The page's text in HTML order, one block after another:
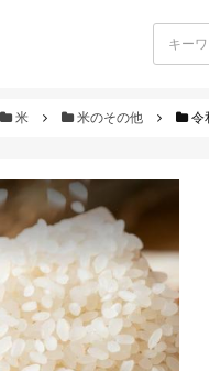
米 米のその他 令